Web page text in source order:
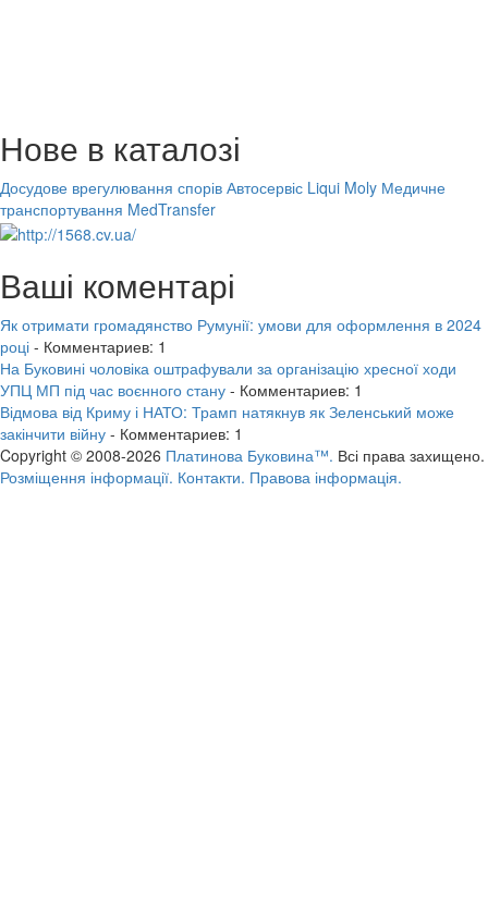
Нове в каталозі
Досудове врегулювання спорів Автосервіс Liqui Moly Медичне
транспортування MedTransfer
Ваші коментарі
Як отримати громадянство Румунії: умови для оформлення в 2024
році - Комментариев: 1
На Буковині чоловіка оштрафували за організацію хресної ходи
УПЦ МП під час воєнного стану - Комментариев: 1
Відмова від Криму і НАТО: Трамп натякнув як Зеленський може
закінчити війну - Комментариев: 1
Copyright © 2008-2026 Платинова Буковина™. Всі права захищено.
Розміщення інформації. Контакти. Правова інформація.